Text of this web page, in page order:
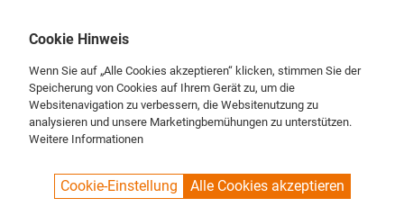
SPUELBOY.DE SHOP MERCHANDISER MATCHES
Cookie Hinweis
Wenn Sie auf „Alle Cookies akzeptieren“ klicken, stimmen Sie der
Speicherung von Cookies auf Ihrem Gerät zu, um die
Websitenavigation zu verbessern, die Websitenutzung zu
analysieren und unsere Marketingbemühungen zu unterstützen.
Weitere Informationen
Cookie-Einstellung Alle Cookies akzeptieren